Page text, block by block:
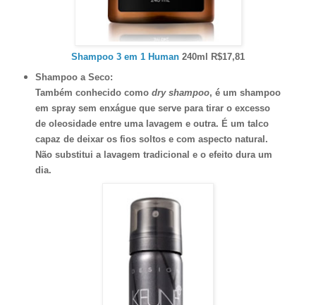
Shampoo 3 em 1 Human 240ml R$17,81
Shampoo a Seco:
Também conhecido como dry shampoo, é um shampoo
em spray sem enxágue que serve para tirar o excesso
de oleosidade entre uma lavagem e outra. É um talco
capaz de deixar os fios soltos e com aspecto natural.
Não substitui a lavagem tradicional e o efeito dura um
dia.